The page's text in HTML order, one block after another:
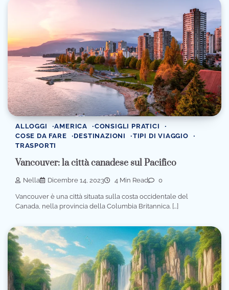
ALLOGGI AMERICA
CONSIGLI PRATICI
COSE DA FARE
DESTINAZIONI
TIPI DI VIAGGIO
TRASPORTI
Vancouver: la città canadese sul Pacifico
Nella Dicembre 14, 2023 4 Min Read 0
Vancouver è una città situata sulla costa occidentale del
Canada, nella provincia della Columbia Britannica. […]